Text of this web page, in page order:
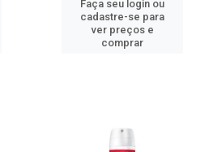
Faça seu login ou
cadastre-se para
ver preços e
comprar